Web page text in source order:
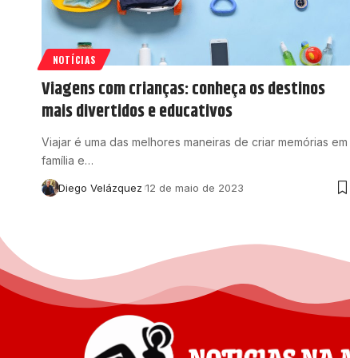
NOTÍCIAS
Viagens com crianças: conheça os destinos
mais divertidos e educativos
Viajar é uma das melhores maneiras de criar memórias em
família e…
Diego Velázquez 12 de maio de 2023